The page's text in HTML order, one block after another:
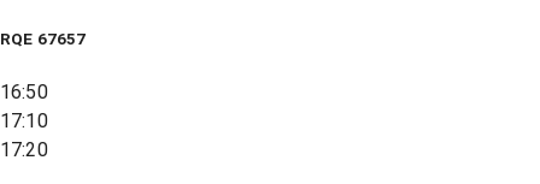
RQE 67657
16:50
17:10
17:20